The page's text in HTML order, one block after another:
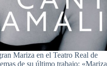
Mariza en el Teatro Real de
de su último trabajo: «Mariza